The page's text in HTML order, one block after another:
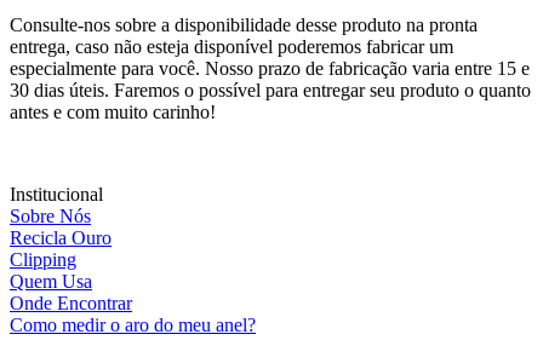
Consulte-nos sobre a disponibilidade desse produto na pronta
entrega, caso não esteja disponível poderemos fabricar um
especialmente para você. Nosso prazo de fabricação varia entre 15 e
30 dias úteis. Faremos o possível para entregar seu produto o quanto
antes e com muito carinho!
Institucional
Sobre Nós
Recicla Ouro
Clipping
Quem Usa
Onde Encontrar
Como medir o aro do meu anel?